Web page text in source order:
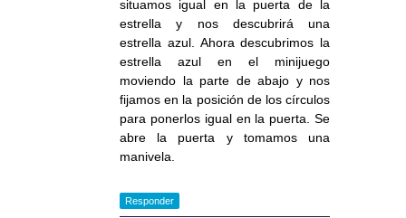
situamos igual en la puerta de la
estrella y nos descubrirá una
estrella azul. Ahora descubrimos la
estrella azul en el minijuego
moviendo la parte de abajo y nos
fijamos en la posición de los círculos
para ponerlos igual en la puerta. Se
abre la puerta y tomamos una
manivela.
Responder